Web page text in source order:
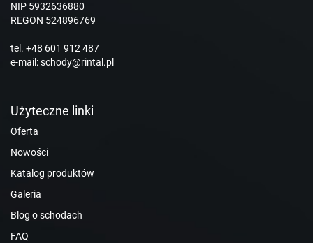
NIP 5932636880
REGON 524896769
tel. +48 601 912 487
e-mail:schody@rintal.pl
Użyteczne linki
Oferta
Nowości
Katalog produktów
Galeria
Blog o schodach
FAQ